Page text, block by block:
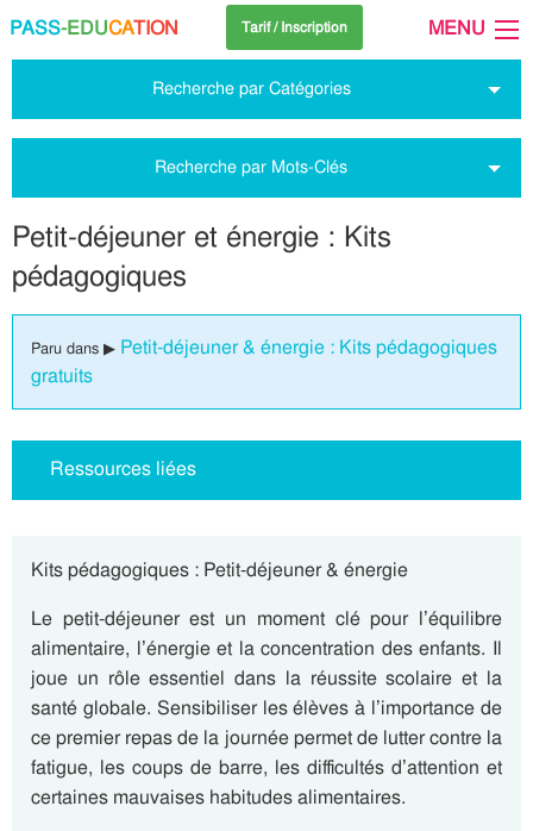
PASS-EDUCATION Tarif / Inscription MENU
Recherche par Catégories
Recherche par Mots-Clés
Petit-déjeuner et énergie : Kits
pédagogiques
Paru dans ▶ Petit-déjeuner & énergie : Kits pédagogiques
gratuits
Ressources liées
Kits pédagogiques : Petit-déjeuner & énergie
Le petit-déjeuner est un moment clé pour l’équilibre
alimentaire, l’énergie et la concentration des enfants. Il
joue un rôle essentiel dans la réussite scolaire et la
santé globale. Sensibiliser les élèves à l’importance de
ce premier repas de la journée permet de lutter contre la
fatigue, les coups de barre, les difficultés d’attention et
certaines mauvaises habitudes alimentaires.